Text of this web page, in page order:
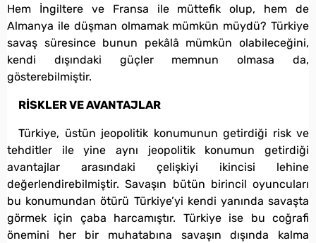
Hem İngiltere ve Fransa ile müttefik olup, hem de
Almanya ile düşman olmamak mümkün müydü? Türkiye
savaş süresince bunun pekâlâ mümkün olabileceğini,
kendi dışındaki güçler memnun olmasa da,
gösterebilmiştir.
RİSKLER VE AVANTAJLAR
Türkiye, üstün jeopolitik konumunun getirdiği risk ve
tehditler ile yine aynı jeopolitik konumun getirdiği
avantajlar arasındaki çelişkiyi ikincisi lehine
değerlendirebilmiştir. Savaşın bütün birincil oyuncuları
bu konumundan ötürü Türkiye’yi kendi yanında savaşta
görmek için çaba harcamıştır. Türkiye ise bu coğrafi
önemini her bir muhatabına savaşın dışında kalma